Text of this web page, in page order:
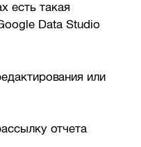
есть такая
Data Studio
или
отчета